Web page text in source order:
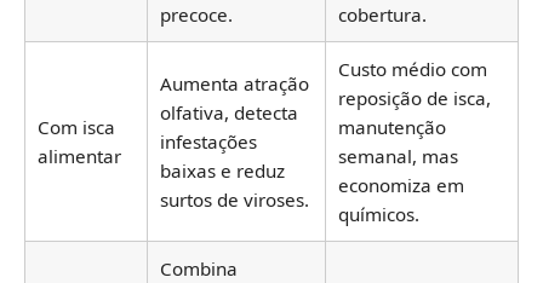
precoce.
cobertura.
Com isca
alimentar
Aumenta atração
olfativa, detecta
infestações
baixas e reduz
surtos de viroses.
Custo médio com
reposição de isca,
manutenção
semanal, mas
economiza em
químicos.
Combina